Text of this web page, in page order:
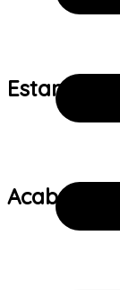
Estampa: